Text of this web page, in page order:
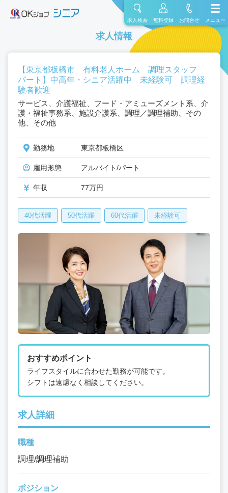
求人検索 無料登録 お問合せ メニュー
求人情報
【東京都板橋市 有料老人ホーム 調理スタッフ
パート】中高年・シニア活躍中 未経験可 調理経
験者歓迎
サービス、介護福祉、フード・アミューズメント系、介
護・福祉事務系、施設介護系、調理／調理補助、その
他、その他
勤務地 東京都板橋区
雇用形態 アルバイト/パート
年収 77万円
40代活躍 50代活躍 60代活躍 未経験可
おすすめポイント
ライフスタイルに合わせた勤務が可能です。
シフトは遠慮なく相談してください。
求人詳細
職種
調理/調理補助
ポジション